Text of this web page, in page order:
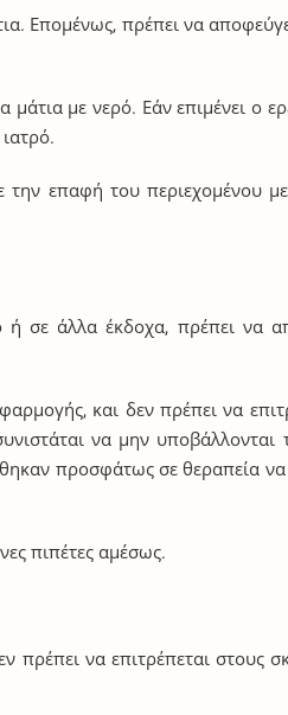
Επομένως, πρέπει να
με νερό. Εάν επιμένει ο
επαφή του περιεχομένου
σε άλλα έκδοχα, πρέπει να
και δεν πρέπει να
να μην
προσφάτως σε θεραπεία να
πιπέτες αμέσως.
πρέπει να επιτρέπεται στους